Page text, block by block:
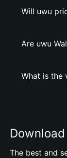
Will uwu
Are uwu
What is the
The best and